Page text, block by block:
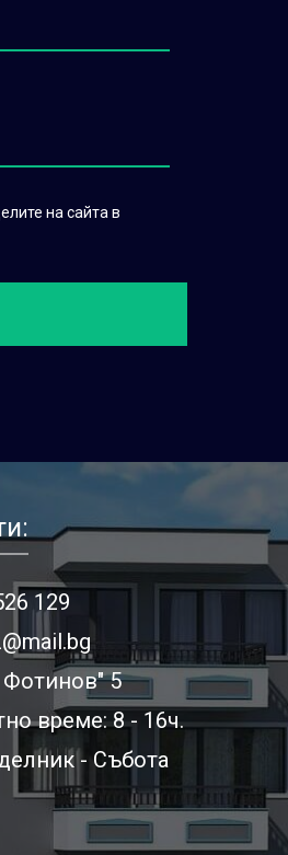
на сайта в
129
Фотинов" 5
време: 8 - 16ч.
- Събота